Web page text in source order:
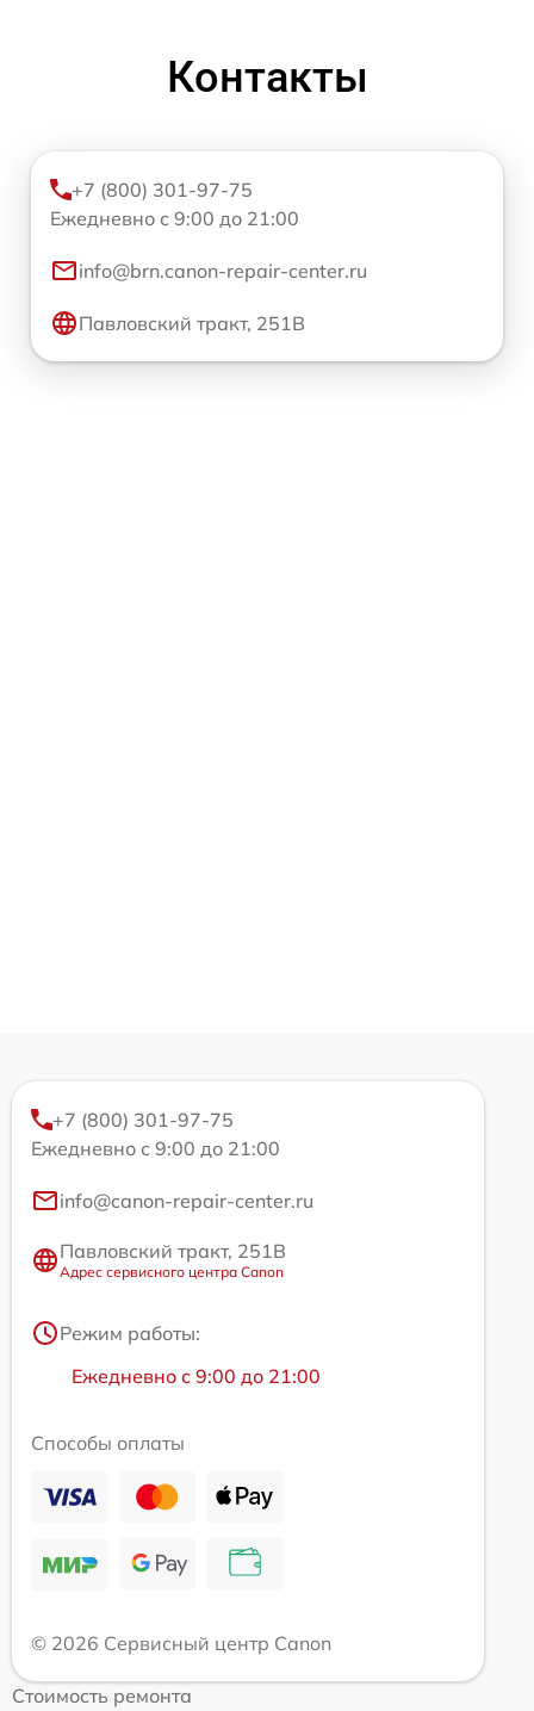
Контакты
+7 (800) 301-97-75
Ежедневно с 9:00 до 21:00
info@brn.canon-repair-center.ru
Павловский тракт, 251В
+7 (800) 301-97-75
Ежедневно с 9:00 до 21:00
info@canon-repair-center.ru
Павловский тракт, 251В
Адрес сервисного центра Canon
Режим работы:
Ежедневно с 9:00 до 21:00
Способы оплаты
© 2026 Сервисный центр Canon
Стоимость ремонта